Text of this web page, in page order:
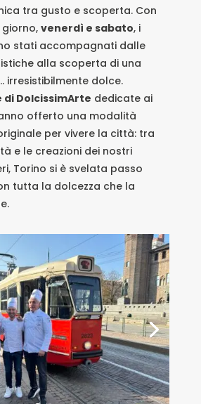
tra gusto e scoperta. Con
venerdì e sabato, i
stati accompagnati dalle
alla scoperta di una
irresistibilmente dolce.
DolcissimArte dedicate ai
offerto una modalità
per vivere la città: tra
e le creazioni dei nostri
Torino si è svelata passo
tutta la dolcezza che la